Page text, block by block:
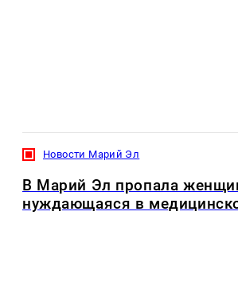
Новости Марий Эл
В Марий Эл пропала
нуждающаяся в